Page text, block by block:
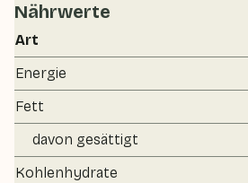
Nährwerte
Art
Energie
Fett
davon gesättigt
Kohlenhydrate